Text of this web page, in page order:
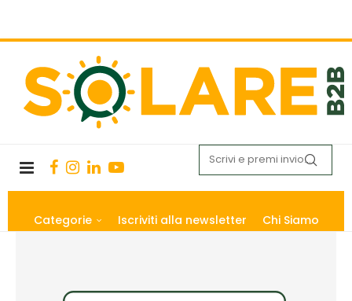
Categorie Iscriviti alla newsletter Chi Siamo